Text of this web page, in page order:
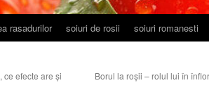
rasadurilor soiuri de rosii soiuri romanesti
ce efecte are și
Borul la roșii – rolul lui în